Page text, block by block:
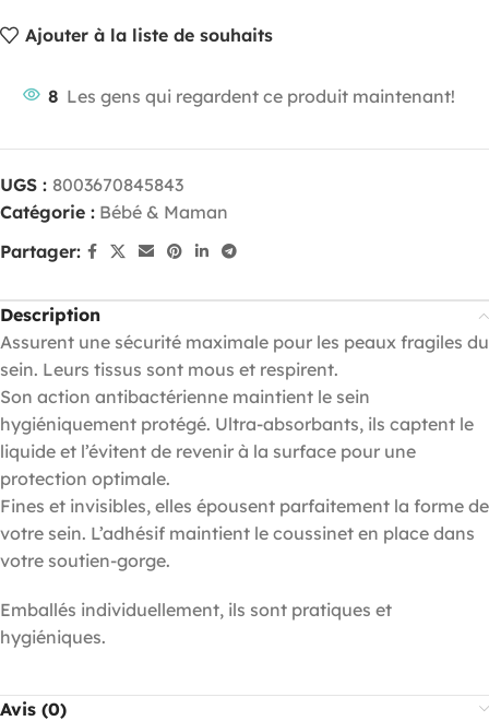
Ajouter à la liste de souhaits
8 Les gens qui regardent ce produit maintenant!
UGS : 8003670845843
Catégorie : Bébé & Maman
Partager:
Description
Assurent une sécurité maximale pour les peaux fragiles du
sein. Leurs tissus sont mous et respirent.
Son action antibactérienne maintient le sein
hygiéniquement protégé. Ultra-absorbants, ils captent le
liquide et l’évitent de revenir à la surface pour une
protection optimale.
Fines et invisibles, elles épousent parfaitement la forme de
votre sein. L’adhésif maintient le coussinet en place dans
votre soutien-gorge.
Emballés individuellement, ils sont pratiques et
hygiéniques.
Avis (0)